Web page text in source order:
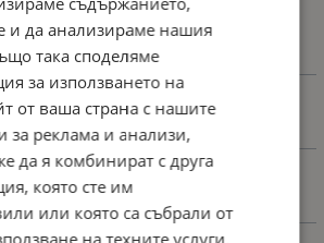
45 ports
и да анализираме нашия
така споделяме
за използването на
от ваша страна с нашите
за реклама и анализи,
да я комбинират с друга
която сте им
или която са събрали от
на техните услуги.